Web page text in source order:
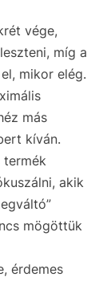
vége,
míg a
mikor elég.
más
kíván.
termék
akik
mögöttük
érdemes